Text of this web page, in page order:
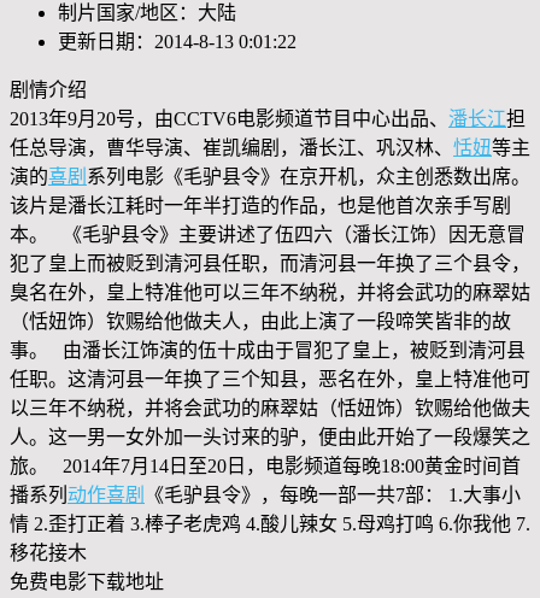
制片国家/地区：大陆
更新日期：2014-8-13 0:01:22
剧情介绍
2013年9月20号，由CCTV6电影频道节目中心出品、 潘长江担
任总导演，曹华导演、崔凯编剧，潘长江、巩汉林、 恬妞等主
演的喜剧 系列电影《毛驴县令》在京开机，众主创悉数出席。
该片是潘长江耗时一年半打造的作品，也是他首次亲手写剧
本。 《毛驴县令》主要讲述了伍四六（潘长江饰）因无意冒
犯了皇上而被贬到清河县任职，而清河县一年换了三个县令，
臭名在外，皇上特准他可以三年不纳税，并将会武功的麻翠姑
（恬妞饰）钦赐给他做夫人，由此上演了一段啼笑皆非的故
事。 由潘长江饰演的伍十成由于冒犯了皇上，被贬到清河县
任职。这清河县一年换了三个知县，恶名在外，皇上特准他可
以三年不纳税，并将会武功的麻翠姑（恬妞饰）钦赐给他做夫
人。这一男一女外加一头讨来的驴，便由此开始了一段爆笑之
旅。 2014年7月14日至20日，电影频道每晚18:00黄金时间首
播系列 动作喜剧
《毛驴县令》，每晚一部一共7部： 1.大事小
情 2.歪打正着 3.棒子老虎鸡 4.酸儿辣女 5.母鸡打鸣 6.你我他 7.
移花接木
免费电影下载地址